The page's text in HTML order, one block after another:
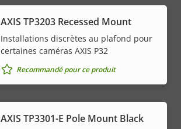
AXIS TP3203 Recessed Mount
Installations discrètes au plafond pour
certaines caméras AXIS P32
Recommandé pour ce produit
AXIS TP3301-E Pole Mount Black